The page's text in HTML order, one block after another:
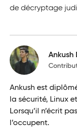
de décryptage
Ankush
Ankush est
la sécurité, Linux
Lorsqu’il n’écrit
l’occupent.